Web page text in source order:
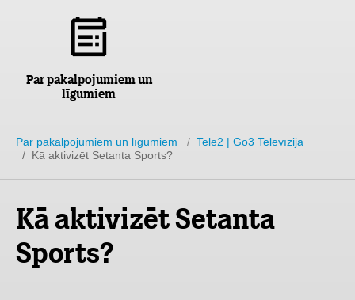
Par pakalpojumiem un
līgumiem
Par pakalpojumiem un līgumiem / Tele2 | Go3 Televīzija
/ Kā aktivizēt Setanta Sports?
Kā aktivizēt Setanta
Sports?